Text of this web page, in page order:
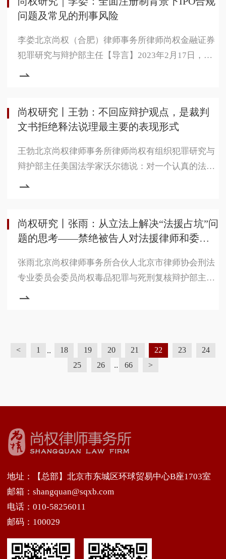
途径的看法。他首先指出，辩审冲突发生的场域主要
是不认罪案件的庭审及庭前会议，涉及的事项主要与
庭审相关的程序性事项，包括：管辖，回避，排除非
法证据，证人、鉴定人和侦查人员出
问题及常见的刑事风险
李娄北京尚权（合肥）律师事务所律师尚权金融证券
犯罪研究与辩护部主任【导言】2023年2月17日，中
排，适用范围覆盖包括上交所、深交所、北交所和全
国股转系统在内的全国性证券交易场所的各类公开发
行股票行为。【背景资料】2013年中央首次提出了要
健全多层次资本市场体系，推进股票
尚权研究丨王勃：不回应辩护观点，是裁判
文书拒绝释法说理最主要的表现形式
王勃北京尚权律师事务所律师尚权有组织犯罪研究与
辩护部主任美国法学家沃尔德说：对一个认真的法官
法说理。但我国刑事裁判文书长期存在着简单罗列证
据、说理不到位、不回应辩护观点等问题。为解决这
些问题，专家学者常年呼吁，最高法院三令五申，中
央不断发文，但司法实践依然不尽
尚权研究丨张雨：从立法上解决“法援占坑”问
题的思考——禁绝被告人对法援律师和委托
张雨北京尚权律师事务所合伙人北京市律师协会刑法
专业委员会委员尚权毒品犯罪与死刑复核辩护部主任
之间的激烈冲突将会在所难免，甚至大量产生，律师
们为了保住自己的委托案件也将会不遗余力。但在一
< 1 .. 18 19 20 21 22 23
24
25
26 .. 66 >
地址：【总部】北京市东城区环球贸易中心B座1703室
邮箱：shangquan@sqxb.com
电话：010-58256011
邮码：100029